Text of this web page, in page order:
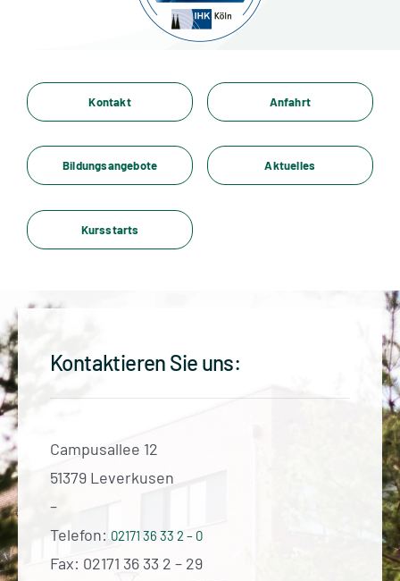
Kontakt Kontakt Anfahrt
Bildungsangebote Aktuelles
Kursstarts
Kontaktieren Sie uns:
Campusallee 12
51379 Leverkusen
–
Telefon: 02171 36 33 2 – 0
Fax: 02171 36 33 2 – 29